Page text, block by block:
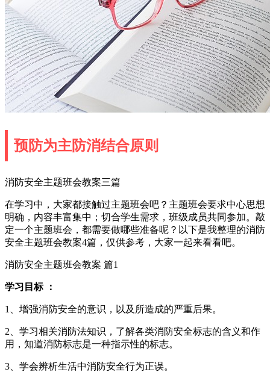
预防为主防消结合原则
消防安全主题班会教案三篇
在学习中，大家都接触过主题班会吧？主题班会要求中心思想
明确，内容丰富集中；切合学生需求，班级成员共同参加。敲
定一个主题班会，都需要做哪些准备呢？以下是我整理的消防
安全主题班会教案4篇，仅供参考，大家一起来看看吧。
消防安全主题班会教案 篇1
学习目标 ：
1、增强消防安全的意识，以及所造成的严重后果。
2、学习相关消防法知识，了解各类消防安全标志的含义和作
用，知道消防标志是一种指示性的标志。
3、学会辨析生活中消防安全行为正误。